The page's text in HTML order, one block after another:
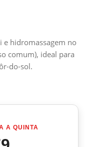
e hidromassagem no
comum), ideal para
do-sol.
A QUINTA